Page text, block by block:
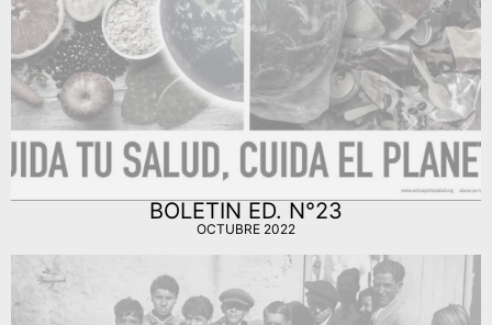
BOLETIN ED. N°23
OCTUBRE 2022